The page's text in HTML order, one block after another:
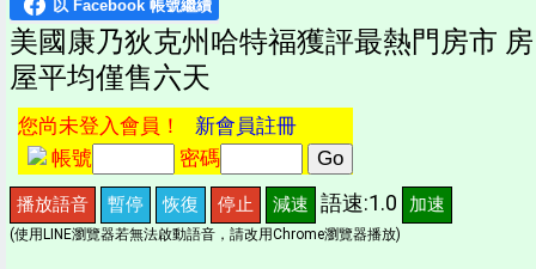
美國康乃狄克州哈特福獲評最熱門房市 房
屋平均僅售六天
您尚未登入會員！ 新會員註冊
帳號
密碼
播放語音 暫停 恢復 停止 減速 語速:1.0 加速
(使用LINE瀏覽器若無法啟動語音，請改用Chrome瀏覽器播放)